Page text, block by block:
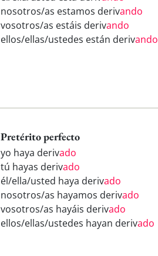
nosotros/as estamos derivando
vosotros/as estáis derivando
ellos/ellas/ustedes están derivando
Pretérito perfecto
yo haya derivado
tú hayas derivado
él/ella/usted haya derivado
nosotros/as hayamos derivado
vosotros/as hayáis derivado
ellos/ellas/ustedes hayan derivado